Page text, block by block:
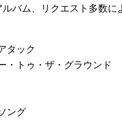
バム、リクエスト多数に
タック
・トゥ・ザ・グラウンド
ング